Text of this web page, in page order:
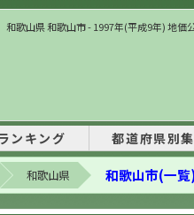
和歌山県 和歌山市 - 1997年(平成9年) 地
ンキング 都道府県別
和歌山県 和歌山市(一